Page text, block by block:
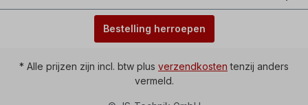
Bestelling herroepen
* Alle prijzen zijn incl. btw plus verzendkosten tenzij anders
vermeld.